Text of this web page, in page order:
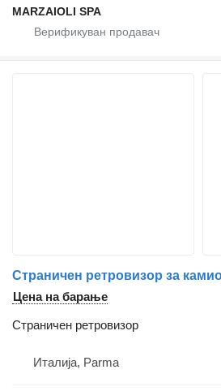
MARZAIOLI SPA
Цена на барање
Страничен ретровизор
Италија, Parma